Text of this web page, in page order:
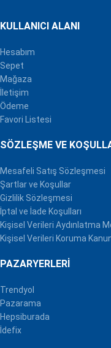
KULLANICI ALANI
Hesabım
Sepet
Mağaza
İletişim
Ödeme
Favori Listesi
SÖZLEŞME VE
Mesafeli Satış Sözleşmesi
Şartlar ve Koşullar
Gizlilik Sözleşmesi
İptal ve İade Koşulları
Kişisel Verileri Aydınlatma
Kişisel Verileri Koruma
PAZARYERLERI
Trendyol
Pazarama
Hepsiburada
İdefix